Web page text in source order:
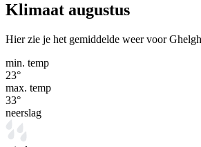
Klimaat augustus
Hier zie je het gemiddelde weer voor
min. temp
23°
max. temp
33°
neerslag